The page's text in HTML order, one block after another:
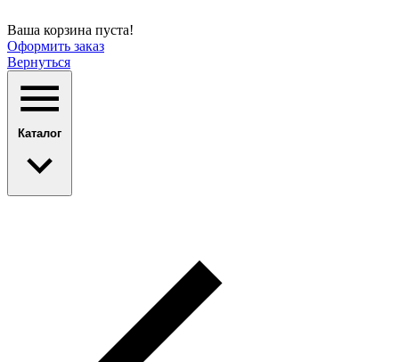
Ваша корзина пуста!
Оформить заказ
Вернуться
Каталог